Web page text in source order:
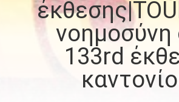
ΠΟΙΟΤΙΚΌΣ
ΈΛΕΓΧΟΣ
ΕΠΙΚΟΙΝΩΝΉΣΤΕ
νοημοσύνη
133rd